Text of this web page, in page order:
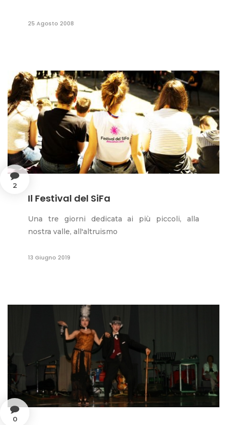
25 Agosto 2008
2
Il Festival del SiFa
Una tre giorni dedicata ai più piccoli, alla
nostra valle, all'altruismo
13 Giugno 2019
0